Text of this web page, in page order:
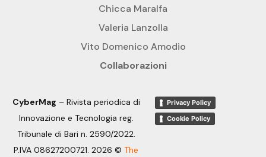
Chicca Maralfa
Valeria Lanzolla
Vito Domenico Amodio
Collaborazioni
CyberMag – Rivista periodica di
Innovazione e Tecnologia reg.
Tribunale di Bari n. 2590/2022.
P.IVA 08627200721. 2026 ©The
Privacy Policy
Cookie Policy